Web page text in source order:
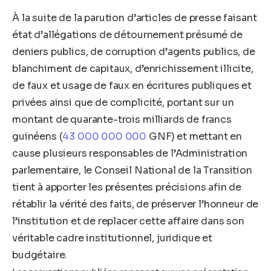
À la suite de la parution d’articles de presse faisant
état d’allégations de détournement présumé de
deniers publics, de corruption d’agents publics, de
blanchiment de capitaux, d’enrichissement illicite,
de faux et usage de faux en écritures publiques et
privées ainsi que de complicité, portant sur un
montant de quarante-trois milliards de francs
guinéens (43 000 000 000 GNF) et mettant en
cause plusieurs responsables de l’Administration
parlementaire, le Conseil National de la Transition
tient à apporter les présentes précisions afin de
rétablir la vérité des faits, de préserver l’honneur de
l’institution et de replacer cette affaire dans son
véritable cadre institutionnel, juridique et
budgétaire.